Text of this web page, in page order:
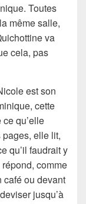
. Toutes
même salle,
va
cela, pas
est son
cette
qu’elle
pages, elle lit,
qu’il faudrait y
comme
café ou devant
jusqu’à